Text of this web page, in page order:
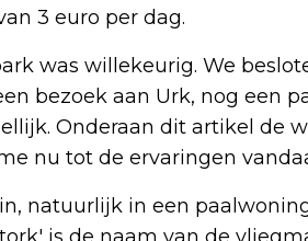
3 euro per dag.
was willekeurig. We
bezoek aan Urk, nog een
Onderaan dit artikel de
nu tot de ervaringen
natuurlijk in een